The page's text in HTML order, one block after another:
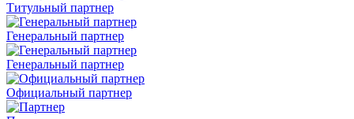
Титульный партнер
Генеральный партнер
Генеральный партнер
Официальный партнер